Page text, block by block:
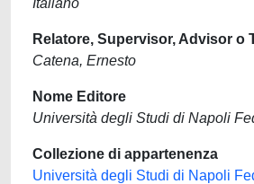
Italiano
Relatore, Supervisor, Advisor o
Catena, Ernesto
Nome Editore
Università degli Studi di Napoli
Collezione di appartenenza
Università degli Studi di Napoli